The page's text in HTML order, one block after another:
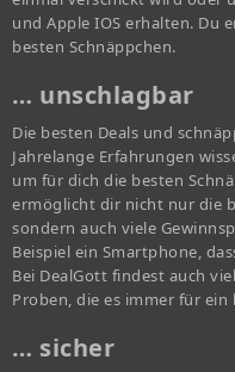
und Apple IOS erhalten. Du
besten Schnäppchen.
… unschlagbar
Die besten Deals und
Jahrelange Erfahrungen
um für dich die besten
ermöglicht dir nicht nur die
sondern auch viele
Beispiel ein Smartphone,
Bei DealGott findest auch
Proben, die es immer für
… sicher